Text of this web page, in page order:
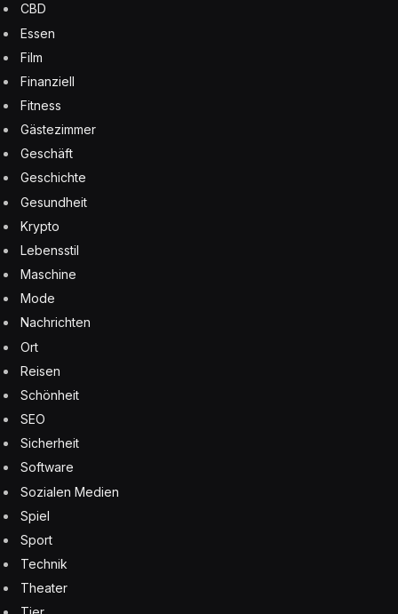
CBD
Essen
Film
Finanziell
Fitness
Gästezimmer
Geschäft
Geschichte
Gesundheit
Krypto
Lebensstil
Maschine
Mode
Nachrichten
Ort
Reisen
Schönheit
SEO
Sicherheit
Software
Sozialen Medien
Spiel
Sport
Technik
Theater